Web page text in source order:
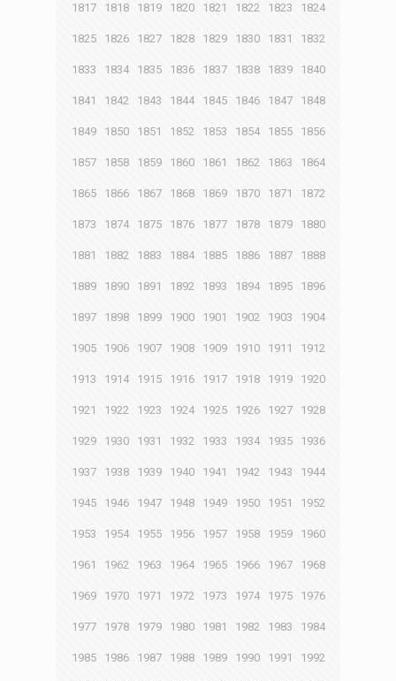
1817 1818 1819 1820 1821 1822 1823 1824
1825 1826 1827 1828 1829 1830 1831 1832
1833 1834 1835 1836 1837 1838 1839 1840
1841 1842 1843 1844 1845 1846 1847 1848
1849 1850 1851 1852 1853 1854 1855 1856
1857 1858 1859 1860 1861 1862 1863 1864
1865 1866 1867 1868 1869 1870 1871 1872
1873 1874 1875 1876 1877 1878 1879 1880
1881 1882 1883 1884 1885 1886 1887 1888
1889 1890 1891 1892 1893 1894 1895 1896
1897 1898 1899 1900 1901 1902 1903 1904
1905 1906 1907 1908 1909 1910 1911 1912
1913 1914 1915 1916 1917 1918 1919 1920
1921 1922 1923 1924 1925 1926 1927 1928
1929 1930 1931 1932 1933 1934 1935 1936
1937 1938 1939 1940 1941 1942 1943 1944
1945 1946 1947 1948 1949 1950 1951 1952
1953 1954 1955 1956 1957 1958 1959 1960
1961 1962 1963 1964 1965 1966 1967 1968
1969 1970 1971 1972 1973 1974 1975 1976
1977 1978 1979 1980 1981 1982 1983 1984
1985 1986 1987 1988 1989 1990 1991 1992